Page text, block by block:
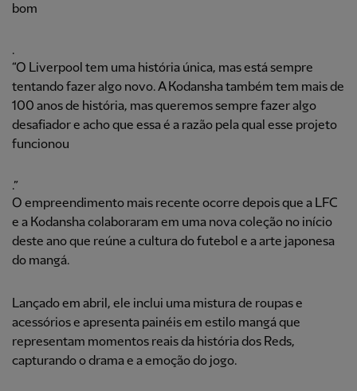
bom
.
“O Liverpool tem uma história única, mas está sempre
tentando fazer algo novo. A Kodansha também tem mais de
100 anos de história, mas queremos sempre fazer algo
desafiador e acho que essa é a razão pela qual esse projeto
funcionou
.”
O empreendimento mais recente ocorre depois que a LFC
e a Kodansha colaboraram em uma nova coleção no início
deste ano que reúne a cultura do futebol e a arte japonesa
do mangá.
Lançado em abril, ele inclui uma mistura de roupas e
acessórios e apresenta painéis em estilo mangá que
representam momentos reais da história dos Reds,
capturando o drama e a emoção do jogo.